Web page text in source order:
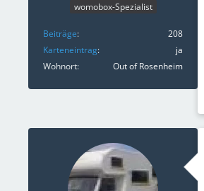
womobox-Spezialist
Beiträge
208
Karteneintrag
ja
Wohnort
Out of Rosenheim